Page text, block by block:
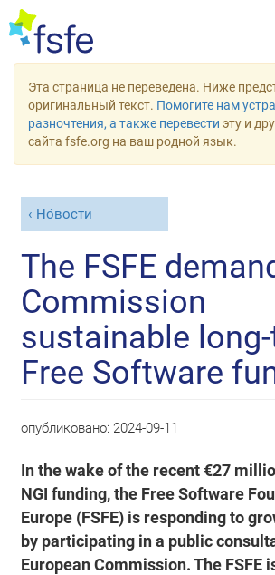
Эта страница не переведена. Ниже
оригинальный текст. Помогите нам
разночтения, а также перевести эту и
сайта fsfe.org на ваш родной язык.
Но́вости
The FSFE
Commission
sustainable
Free Software
опубликовано: 2024-09-11
In the wake of the recent €27
NGI funding, the Free Software
Europe (FSFE) is responding to
by participating in a public
European Commission. The FSFE